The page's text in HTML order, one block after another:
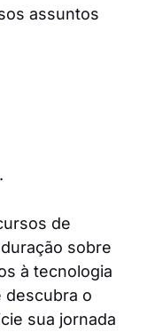
assuntos
de
sobre
à tecnologia
descubra o
sua jornada